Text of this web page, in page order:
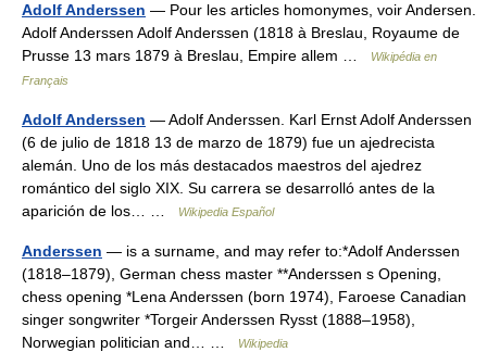
Adolf Anderssen — Pour les articles homonymes, voir Andersen.
Adolf Anderssen Adolf Anderssen (1818 à Breslau, Royaume de
Prusse 13 mars 1879 à Breslau, Empire allem …
Wikipédia en
Français
Adolf Anderssen — Adolf Anderssen. Karl Ernst Adolf Anderssen
(6 de julio de 1818 13 de marzo de 1879) fue un ajedrecista
alemán. Uno de los más destacados maestros del ajedrez
romántico del siglo XIX. Su carrera se desarrolló antes de la
aparición de los… …
Wikipedia Español
Anderssen — is a surname, and may refer to:*Adolf Anderssen
(1818–1879), German chess master **Anderssen s Opening,
chess opening *Lena Anderssen (born 1974), Faroese Canadian
singer songwriter *Torgeir Anderssen Rysst (1888–1958),
Norwegian politician and… …
Wikipedia